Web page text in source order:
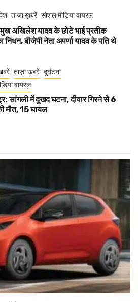
ताज़ा ख़बरें सोशल मीडिया वायरल
अखिलेश यादव के छोटे भाई प्रतीक
निधन, बीजेपी नेता अपर्णा यादव के पति थे
ताज़ा ख़बरें दुर्घटना
वायरल
सांगली में दुखद घटना, दीवार गिरने से 6
मौत, 15 घायल